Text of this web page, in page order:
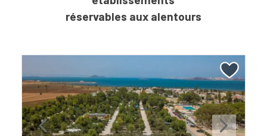
réservables aux alentours